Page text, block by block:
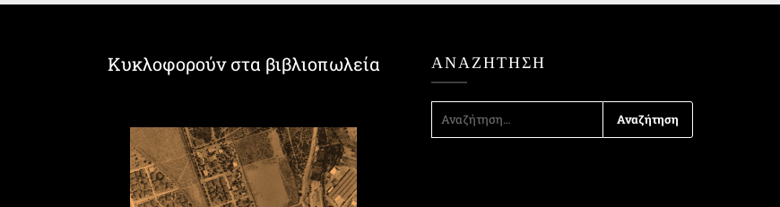
Κυκλοφορούν στα βιβλιοπωλεία ΑΝΑΖΉΤΗΣΗ
ΑΝΑΖΉΤΗΣΗ
ΓΙΑ: